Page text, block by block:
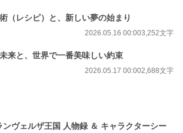
（レシピ）と、新しい夢の始まり
2026.05.16 00:003,252文字
来と、世界で一番美味しい約束
2026.05.17 00:002,688文字
ンヴェルザ王国 人物録 ＆ キャラクターシー